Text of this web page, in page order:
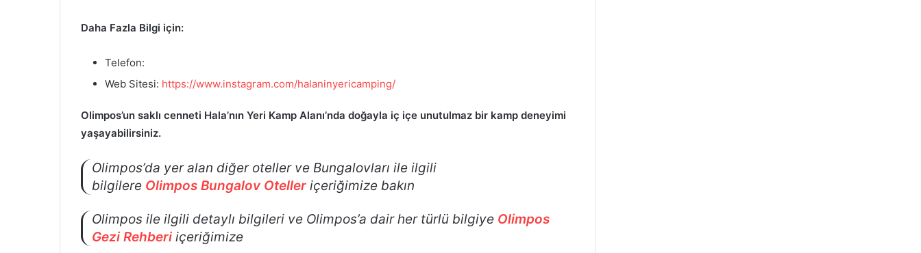
Daha Fazla Bilgi için:
Telefon:
Web Sitesi: https://www.instagram.com/halaninyericamping/
Olimpos’un saklı cenneti Hala’nın Yeri Kamp Alanı’nda doğayla iç içe unutulmaz bir kamp deneyimi
yaşayabilirsiniz.
Olimpos’da yer alan diğer oteller ve Bungalovları ile ilgili
bilgilere OlimposBungalov Oteller içeriğimize bakın
Olimpos ile ilgili detaylı bilgileri ve Olimpos’a dair her türlü bilgiye Olimpos
Gezi Rehberi içeriğimize